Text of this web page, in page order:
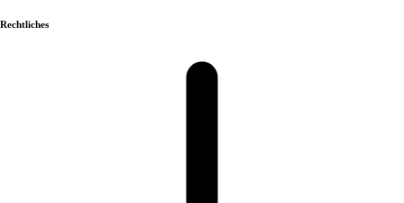
Rechtliches